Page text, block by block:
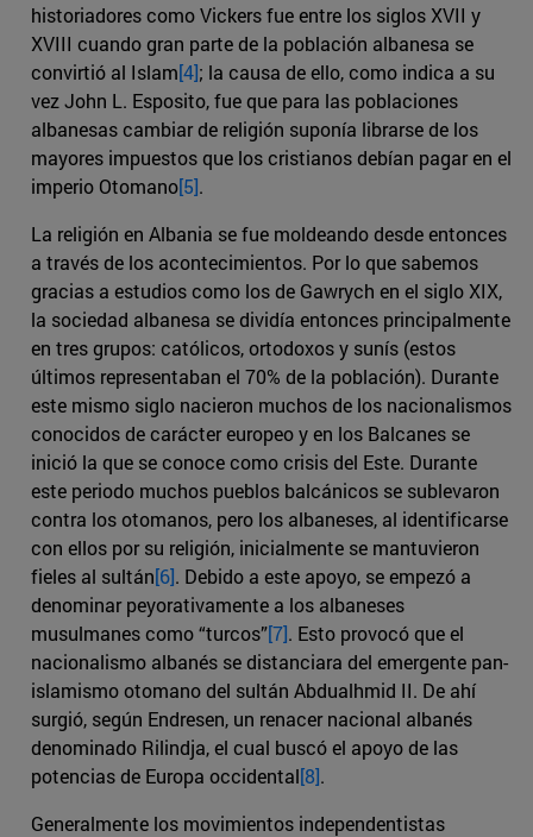
historiadores como Vickers fue entre los siglos XVII y
XVIII cuando gran parte de la población albanesa se
convirtió al Islam[4]; la causa de ello, como indica a su
vez John L. Esposito, fue que para las poblaciones
albanesas cambiar de religión suponía librarse de los
mayores impuestos que los cristianos debían pagar en el
imperio Otomano[5].
La religión en Albania se fue moldeando desde entonces
a través de los acontecimientos. Por lo que sabemos
gracias a estudios como los de Gawrych en el siglo XIX,
la sociedad albanesa se dividía entonces principalmente
en tres grupos: católicos, ortodoxos y sunís (estos
últimos representaban el 70% de la población). Durante
este mismo siglo nacieron muchos de los nacionalismos
conocidos de carácter europeo y en los Balcanes se
inició la que se conoce como crisis del Este. Durante
este periodo muchos pueblos balcánicos se sublevaron
contra los otomanos, pero los albaneses, al identificarse
con ellos por su religión, inicialmente se mantuvieron
fieles al sultán[6]. Debido a este apoyo, se empezó a
denominar peyorativamente a los albaneses
musulmanes como “turcos”[7]. Esto provocó que el
nacionalismo albanés se distanciara del emergente pan-
islamismo otomano del sultán Abdualhmid II. De ahí
surgió, según Endresen, un renacer nacional albanés
denominado Rilindja, el cual buscó el apoyo de las
potencias de Europa occidental[8].
Generalmente los movimientos independentistas